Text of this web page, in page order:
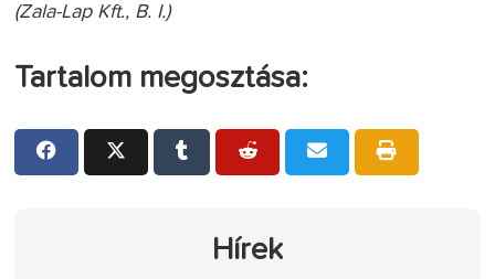
(Zala-Lap Kft., B. I.)
Tartalom megosztása:
Hírek